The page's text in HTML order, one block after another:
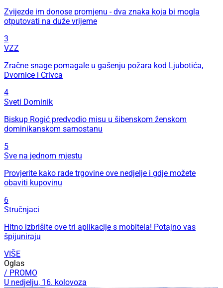
Zvijezde im donose promjenu - dva znaka koja bi mogla
otputovati na duže vrijeme
3
VZZ
Zračne snage pomagale u gašenju požara kod Ljubotića,
Dvornice i Crivca
4
Sveti Dominik
Biskup Rogić predvodio misu u šibenskom ženskom
dominikanskom samostanu
5
Sve na jednom mjestu
Provjerite kako rade trgovine ove nedjelje i gdje možete
obaviti kupovinu
6
Stručnjaci
Hitno izbrišite ove tri aplikacije s mobitela! Potajno vas
špijuniraju
VIŠE
Oglas
/ PROMO
U nedjelju, 16. kolovoza